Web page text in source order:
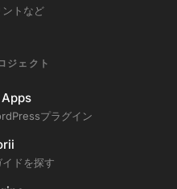
トなど
ジェクト
プラグイン
ドを探す